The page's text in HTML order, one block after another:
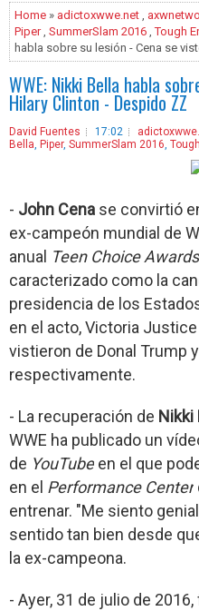
Home » adictoxwwe.net ,
Piper, SummerSlam 2016 ,Tough
habla sobre su lesión - Cena se
WWE: Nikki Bella habla
Hilary Clinton - Despido ZZ
David Fuentes 17:02
Bella, Piper, SummerSlam 2016,
- John Cena se convirtió
ex-campeón mundial de
anual Teen Choice Awards
caracterizado como la
presidencia de los
en el acto, Victoria
vistieron de Donal Trump
respectivamente.
- La recuperación de Nikki
WWE ha publicado un
de YouTube en el que
en el Performance Center
entrenar. "Me siento
sentido tan bien desde
la ex-campeona.
- Ayer, 31 de julio de 2016,